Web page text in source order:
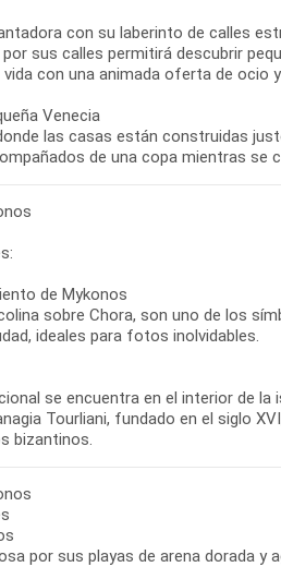
con su laberinto de calles
sus calles permitirá descubrir
vida con una animada oferta de ocio
Venecia
las casas están construidas
de Mykonos
sobre Chora, son uno de los
ideales para fotos inolvidables.
se encuentra en el interior de
Tourliani, fundado en el siglo
bizantinos.
por sus playas de arena dorada y